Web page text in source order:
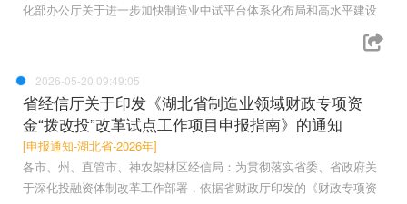
化部办公厅关于进一步加快制造业中试平台体系化布局和高水平建设
2026-05-20 09:49:05
省经信厅关于印发《湖北省制造业领域财政专项资
金“拨改投”改革试点工作项目申报指南》的通知
[申报通知-湖北省-2026年]
各市、州、直管市、神农架林区经信局：为贯彻落实省委、省政府关
于深化投融资体制改革工作部署，依据省财政厅印发的《财政专项资